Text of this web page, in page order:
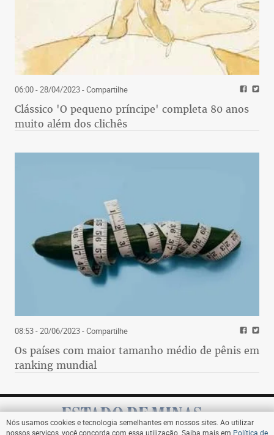
06:00 - 28/04/2023- Compartilhe
Clássico 'O pequeno príncipe' completa 80 anos
muito além dos clichês
08:53 - 20/06/2023- Compartilhe
Os países com maior tamanho médio de pênis em
ranking mundial
Nós usamos cookies e tecnologia semelhantes em nossos sites. Ao utilizar
nossos serviços, você concorda com essa utilização. Saiba mais em Política de